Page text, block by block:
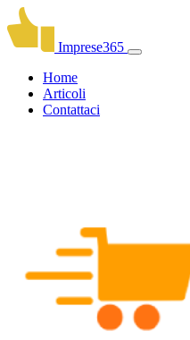
Imprese365
Home
Articoli
Contattaci